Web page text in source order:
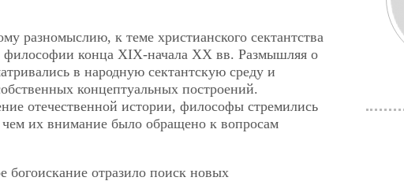
разномыслию, к теме христианского сектантства
философии конца ХIХ-начала ХХ вв. Размышляя о
в народную сектантскую среду и
концептуальных построений.
отечественной истории, философы стремились
чем их внимание было обращено к вопросам
богоискание отразило поиск новых